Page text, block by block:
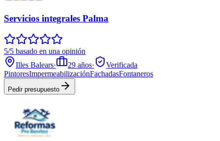
Servicios integrales Palma
5/5 basado en una opinión
Illes Balears· 29 años·
Verificada
PintoresImpermeabilizaciónFachadasFontaneros
Pedir presupuesto